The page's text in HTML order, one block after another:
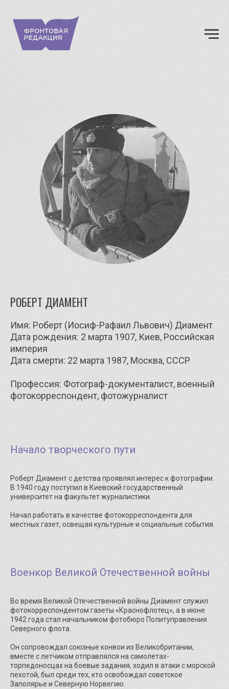
РОБЕРТ ДИАМЕНТ
Имя: Роберт (Иосиф-Рафаил Львович) Диамент
Дата рождения: 2 марта 1907, Киев, Российская
империя
Дата смерти: 22 марта 1987, Москва, СССР
Профессия: Фотограф-документалист, военный
фотокорреспондент, фотожурналист
Начало творческого пути
Роберт Диамент с детства проявлял интерес к фотографии.
В 1940 году поступил в Киевский государственный
университет на факультет журналистики.
Начал работать в качестве фотокорреспондента для
местных газет, освещая культурные и социальные события.
Военкор Великой Отечественной войны
Во время Великой Отечественной войны Диамент служил
фотокорреспондентом газеты «Краснофлотец», а в июне
1942 года стал начальником фотобюро Политуправления
Северного флота.
Он сопровождал союзные конвои из Великобритании,
вместе с летчиком отправлялся на самолетах-
торпедоносцах на боевые задания, ходил в атаки с морской
пехотой, был среди тех, кто освобождал советское
Заполярье и Северную Норвегию.